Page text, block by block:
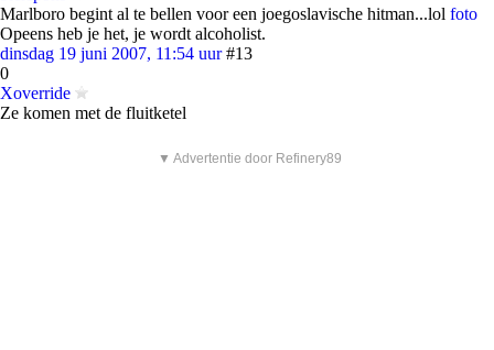
Marlboro begint al te bellen voor een joegoslavische hitman...lol foto
Opeens heb je het, je wordt alcoholist.
dinsdag 19 juni 2007, 11:54 uur #13
0
Xoverride
Ze komen met de fluitketel
▼ Advertentie door Refinery89